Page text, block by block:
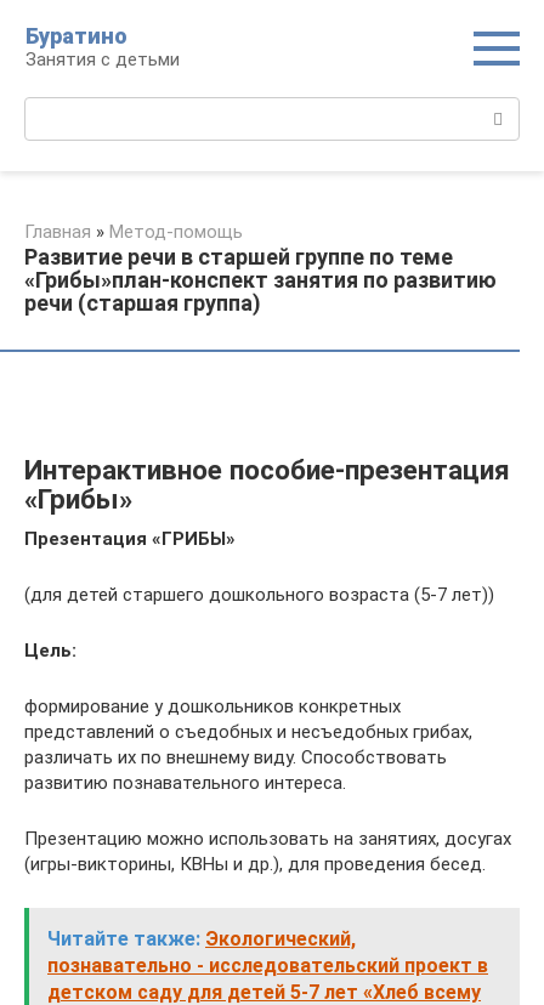
контенту
Буратино
Занятия с детьми
Главная » Метод-помощь
Развитие речи в старшей группе по теме
«Грибы»план-конспект занятия по развитию
речи (старшая группа)
Интерактивное пособие-презентация
«Грибы»
Презентация «ГРИБЫ»
(для детей старшего дошкольного возраста (5-7 лет))
Цель:
формирование у дошкольников конкретных
представлений о съедобных и несъедобных грибах,
различать их по внешнему виду. Способствовать
развитию познавательного интереса.
Презентацию можно использовать на занятиях, досугах
(игры-викторины, КВНы и др.), для проведения бесед.
Читайте также: Экологический,
познавательно - исследовательский проект в
детском саду для детей 5-7 лет «Хлеб всему